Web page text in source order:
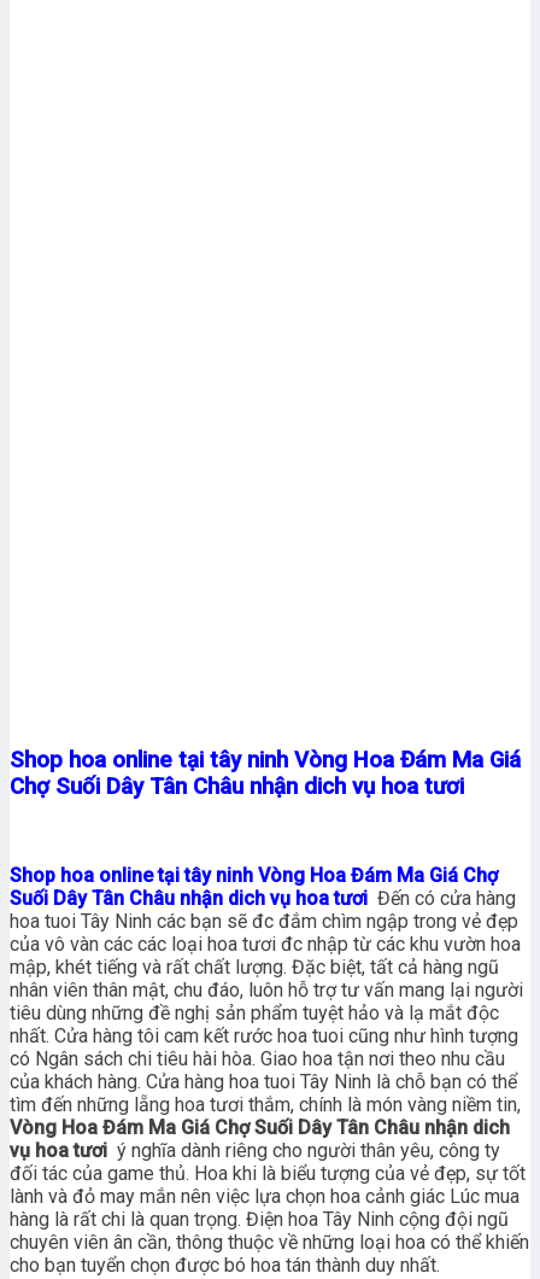
Shop hoa online tại tây ninh Vòng Hoa Đám Ma Giá
Chợ Suối Dây Tân Châu nhận dich vụ hoa tươi
Shop hoa online tại tây ninh Vòng Hoa Đám Ma Giá Chợ
Suối Dây Tân Châu nhận dich vụ hoa tươi Đến có cửa hàng
hoa tuoi Tây Ninh các bạn sẽ đc đắm chìm ngập trong vẻ đẹp
của vô vàn các các loại hoa tươi đc nhập từ các khu vườn hoa
mập, khét tiếng và rất chất lượng. Đặc biệt, tất cả hàng ngũ
nhân viên thân mật, chu đáo, luôn hỗ trợ tư vấn mang lại người
tiêu dùng những đề nghị sản phẩm tuyệt hảo và lạ mắt độc
nhất. Cửa hàng tôi cam kết rước hoa tuoi cũng như hình tượng
có Ngân sách chi tiêu hài hòa. Giao hoa tận nơi theo nhu cầu
của khách hàng. Cửa hàng hoa tuoi Tây Ninh là chỗ bạn có thể
tìm đến những lẵng hoa tươi thắm, chính là món vàng niềm tin,
Vòng Hoa Đám Ma Giá Chợ Suối Dây Tân Châu nhận dich
vụ hoa tươi ý nghĩa dành riêng cho người thân yêu, công ty
đối tác của game thủ. Hoa khi là biểu tượng của vẻ đẹp, sự tốt
lành và đỏ may mắn nên việc lựa chọn hoa cảnh giác Lúc mua
hàng là rất chi là quan trọng. Điện hoa Tây Ninh cộng đội ngũ
chuyên viên ân cần, thông thuộc về những loại hoa có thể khiến
cho bạn tuyển chọn được bó hoa tán thành duy nhất.